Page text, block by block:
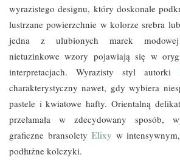
wyrazistego designu, który doskonale
lustrzane powierzchnie w kolorze srebra
jedna z ulubionych marek
nietuzinkowe wzory pojawiają się w
interpretacjach. Wyrazisty styl autorki
charakterystyczny nawet, gdy wybiera
pastele i kwiatowe hafty. Orientalną
przełamała w zdecydowany sposób,
graficzne bransoletyElixy w
podłużne kolczyki.